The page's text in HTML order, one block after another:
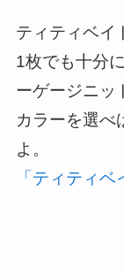
ティティベイ
1枚でも十分
ーゲージニッ
カラーを選べ
よ。
「ティティ